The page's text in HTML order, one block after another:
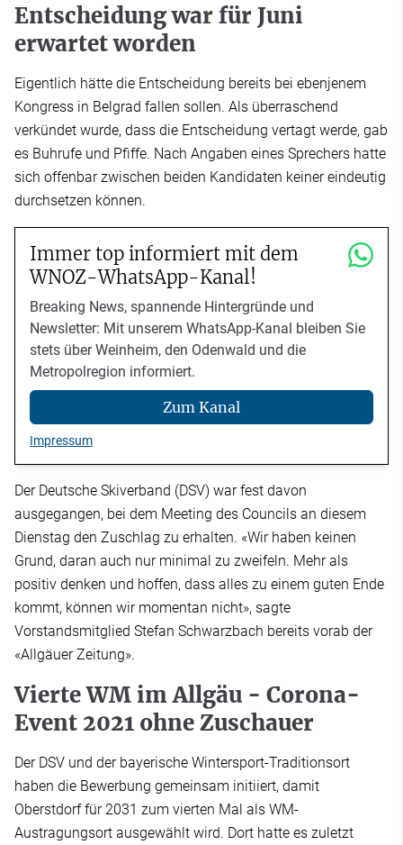
Entscheidung war für Juni
erwartet worden
Eigentlich hätte die Entscheidung bereits bei ebenjenem
Kongress in Belgrad fallen sollen. Als überraschend
verkündet wurde, dass die Entscheidung vertagt werde, gab
es Buhrufe und Pfiffe. Nach Angaben eines Sprechers hatte
sich offenbar zwischen beiden Kandidaten keiner eindeutig
durchsetzen können.
Immer top informiert mit dem
WNOZ-WhatsApp-Kanal!
Breaking News, spannende Hintergründe und
Newsletter: Mit unserem WhatsApp-Kanal bleiben Sie
stets über Weinheim, den Odenwald und die
Metropolregion informiert.
Zum Kanal
Impressum
Der Deutsche Skiverband (DSV) war fest davon
ausgegangen, bei dem Meeting des Councils an diesem
Dienstag den Zuschlag zu erhalten. «Wir haben keinen
Grund, daran auch nur minimal zu zweifeln. Mehr als
positiv denken und hoffen, dass alles zu einem guten Ende
kommt, können wir momentan nicht», sagte
Vorstandsmitglied Stefan Schwarzbach bereits vorab der
«Allgäuer Zeitung».
Vierte WM im Allgäu - Corona-
Event 2021 ohne Zuschauer
Der DSV und der bayerische Wintersport-Traditionsort
haben die Bewerbung gemeinsam initiiert, damit
Oberstdorf für 2031 zum vierten Mal als WM-
Austragungsort ausgewählt wird. Dort hatte es zuletzt